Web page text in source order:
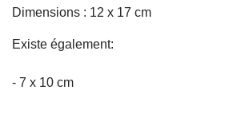
Dimensions : 12 x 17 cm
Existe également:
- 7 x 10 cm